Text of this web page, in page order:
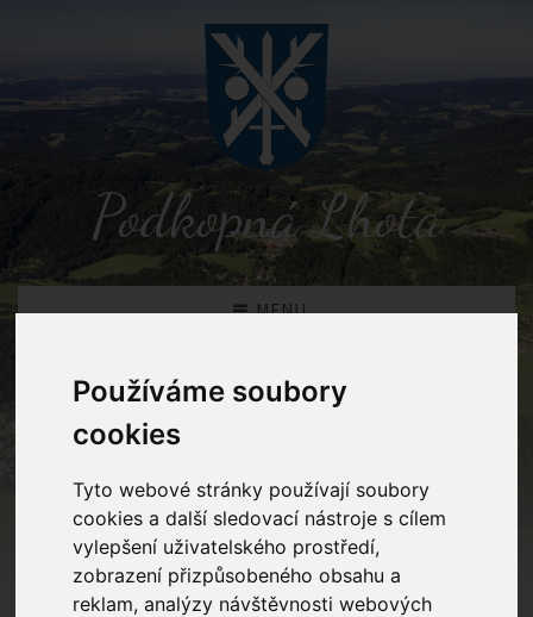
Používáme soubory
cookies
Tyto webové stránky používají soubory
cookies a další sledovací nástroje s cílem
vylepšení uživatelského prostředí,
zobrazení přizpůsobeného obsahu a
reklam, analýzy návštěvnosti webových
Podkopná Lhota
MENU
Novinky